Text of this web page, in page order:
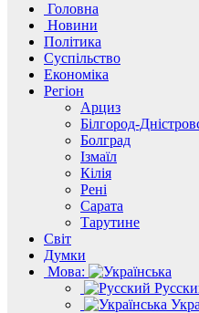
Головна
Новини
Політика
Суспільство
Економіка
Регіон
Арциз
Білгород-
Болград
Ізмаїл
Кілія
Рені
Сарата
Тарутине
Світ
Думки
Мова: